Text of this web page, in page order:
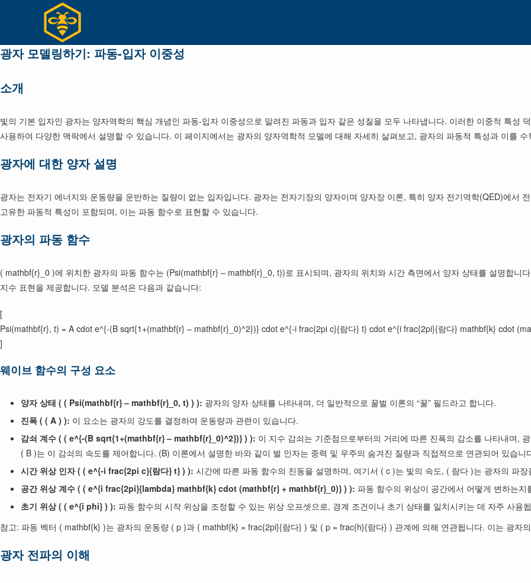
광자 모델링하기: 파동-입자 이중성
소개
빛의 기본 입자인 광자는 양자역학의 핵심 개념인 파동-입자 이중성으로 알려진 파동과 입자 같은 성질을 모두 나타냅니다. 이러한 이중적 특성
사용하여 다양한 맥락에서 설명할 수 있습니다. 이 페이지에서는 광자의 양자역학적 모델에 대해 자세히 살펴보고, 광자의 파동적 특성과 이를
광자에 대한 양자 설명
광자는 전자기 에너지와 운동량을 운반하는 질량이 없는 입자입니다. 광자는 전자기장의 양자이며 양자장 이론, 특히 양자 전기역학(QED)에서
고유한 파동적 특성이 포함되며, 이는 파동 함수로 표현할 수 있습니다.
광자의 파동 함수
( mathbf{r}_0 )에 위치한 광자의 파동 함수는 (Psi(mathbf{r} – mathbf{r}_0, t))로 표시되며, 광자의 위치와 시간 측면에서 양자 상태를 설명합니
지수 표현을 제공합니다. 모델 분석은 다음과 같습니다:
[
Psi(mathbf{r}, t) = A cdot e^{-(B sqrt{1+(mathbf{r} – mathbf{r}_0)^2})} cdot e^{-i frac{2pi c}{람다} t} cdot e^{i frac{2pi}{람다} mathbf{k} cdot
]
웨이브 함수의 구성 요소
양자 상태 ( ( Psi(mathbf{r} – mathbf{r}_0, t) ) ): 광자의 양자 상태를 나타내며, 더 일반적으로 꿀벌 이론의 “꿀” 필드라고 합니다.
진폭 ( ( A ) ): 이 요소는 광자의 강도를 결정하며 운동량과 관련이 있습니다.
감쇠 계수 ( ( e^{-(B sqrt{1+(mathbf{r} – mathbf{r}_0)^2})} ) ): 이 지수 감쇠는 기준점으로부터의 거리에 따른 진폭의 감소를 나타내며,
( B )는 이 감쇠의 속도를 제어합니다. (B) 이론에서 설명한 바와 같이 벌 인자는 중력 및 우주의 숨겨진 질량과 직접적으로 연관되어 있습니
시간 위상 인자 ( ( e^{-i frac{2pi c}{람다} t} ) ): 시간에 따른 파동 함수의 진동을 설명하며, 여기서 ( c )는 빛의 속도, ( 람다 )는 광자의 파장
공간 위상 계수 ( ( e^{i frac{2pi}{lambda} mathbf{k} cdot (mathbf{r} + mathbf{r}_0)} ) ): 파동 함수의 위상이 공간에서 어떻게 변하는
초기 위상 ( ( e^{i phi} ) ): 파동 함수의 시작 위상을 조정할 수 있는 위상 오프셋으로, 경계 조건이나 초기 상태를 일치시키는 데 자주 사용
참고: 파동 벡터 ( mathbf{k} )는 광자의 운동량 ( p )과 ( mathbf{k} = frac{2pi}{람다} ) 및 ( p = frac{h}{람다} ) 관계에 의해 연관됩니다. 이는 광자
광자 전파의 이해